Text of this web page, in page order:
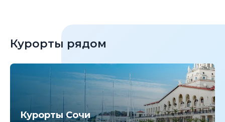
Курорты рядом
Курорты Сочи